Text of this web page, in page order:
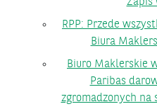
Zapis
RPP: Przede
Biura
Biuro Maklerskie
Paribas
zgromadzonych na